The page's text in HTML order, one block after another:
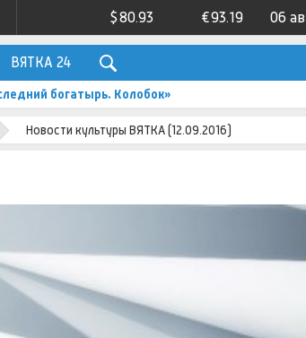
$80.93 €93.19 06
ВЯТКА 24
богатырь. Колобок»
Новости культуры ВЯТКА (12.09.2016)